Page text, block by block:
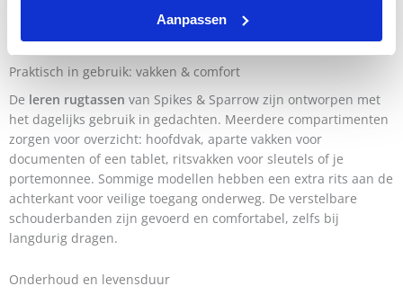
Aanpassen
voldoende ruimte voor je essentials. Sommige modellen zijn
zelfs inclusief laptopvak tot 15 inch.
Praktisch in gebruik: vakken & comfort
De leren rugtassen van Spikes & Sparrow zijn ontworpen met
het dagelijks gebruik in gedachten. Meerdere compartimenten
zorgen voor overzicht: hoofdvak, aparte vakken voor
documenten of een tablet, ritsvakken voor sleutels of je
portemonnee. Sommige modellen hebben een extra rits aan de
achterkant voor veilige toegang onderweg. De verstelbare
schouderbanden zijn gevoerd en comfortabel, zelfs bij
langdurig dragen.
Onderhoud en levensduur